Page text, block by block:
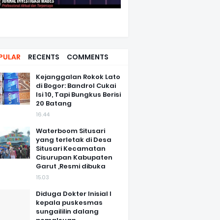
RECENTS COMMENTS
Kejanggalan Rokok Lato
di Bogor: Bandrol Cukai
Isi 10, Tapi Bungkus Berisi
20 Batang
16.44
Waterboom Situsari
yang terletak di Desa
Situsari Kecamatan
Cisurupan Kabupaten
Garut ,Resmi dibuka
15.03
Diduga Dokter Inisial I
kepala puskesmas
sungaililin dalang